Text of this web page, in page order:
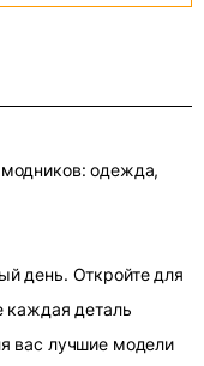
одежда,
день. Откройте для
каждая деталь
вас лучшие модели